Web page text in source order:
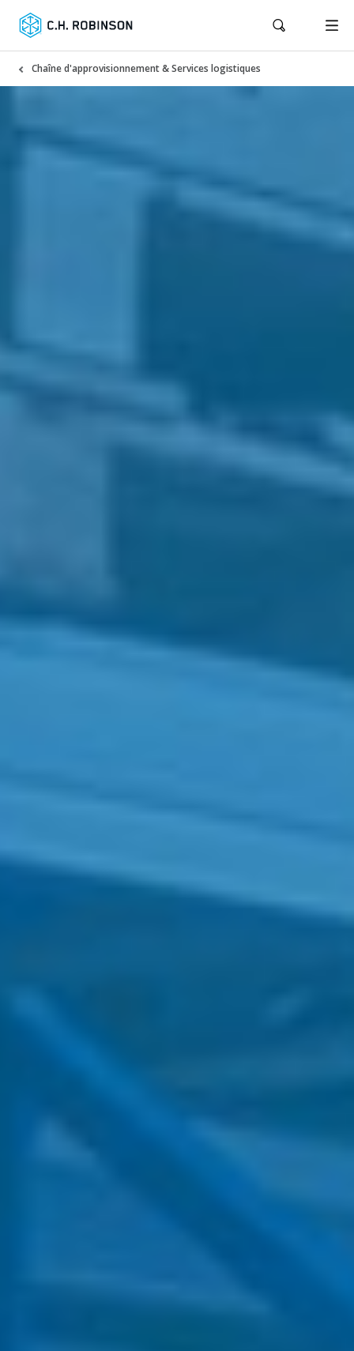
Chaîne d'approvisionnement & Services logistiques